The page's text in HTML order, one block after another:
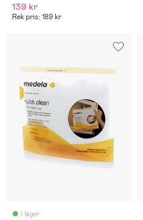
139 kr
Rek pris: 189 kr
I lager